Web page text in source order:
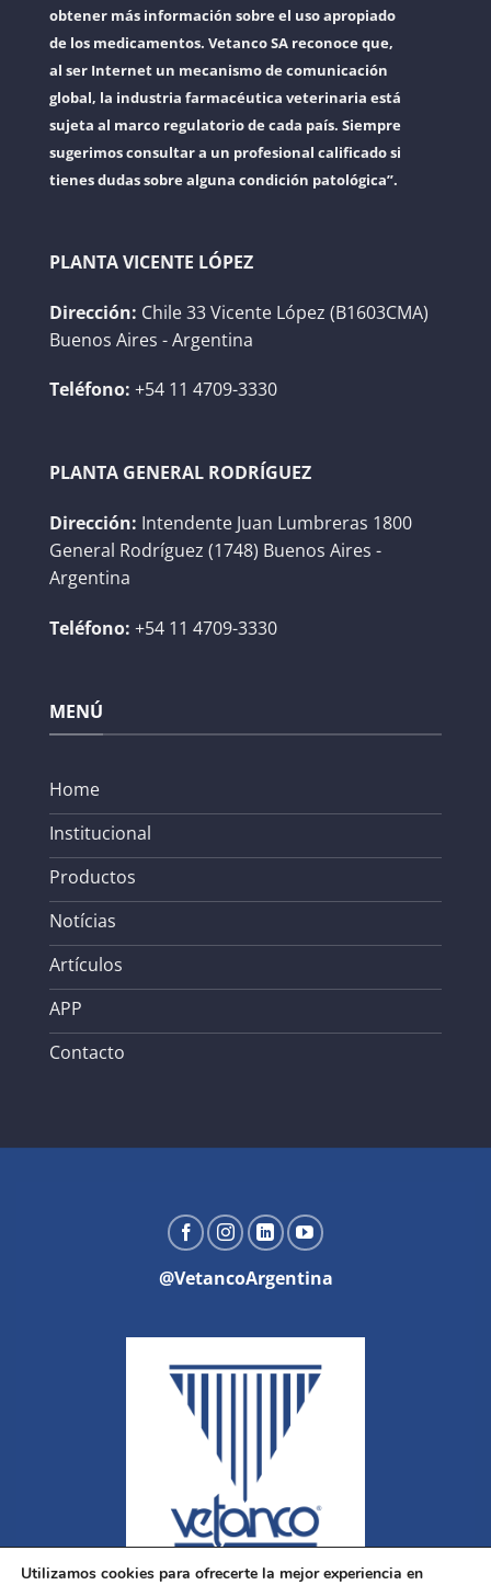
obtener más información sobre el uso apropiado
de los medicamentos. Vetanco SA reconoce que,
al ser Internet un mecanismo de comunicación
global, la industria farmacéutica veterinaria está
sujeta al marco regulatorio de cada país. Siempre
sugerimos consultar a un profesional calificado si
tienes dudas sobre alguna condición patológica”.
PLANTA VICENTE LÓPEZ
Dirección: Chile 33 Vicente López (B1603CMA)
Buenos Aires - Argentina
Teléfono: +54 11 4709-3330
PLANTA GENERAL RODRÍGUEZ
Dirección: Intendente Juan Lumbreras 1800
General Rodríguez (1748) Buenos Aires -
Argentina
Teléfono: +54 11 4709-3330
MENÚ
Home
Institucional
Productos
Notícias
Artículos
APP
Contacto
@VetancoArgentina
Utilizamos cookies para ofrecerte la mejor experiencia en